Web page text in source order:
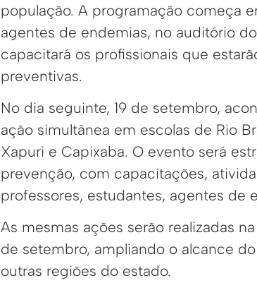
população. A programação começa
agentes de endemias, no auditório
capacitará os profissionais que
preventivas.
No dia seguinte, 19 de setembro,
ação simultânea em escolas de Rio
Xapuri e Capixaba. O evento será
prevenção, com capacitações,
professores, estudantes, agentes de
As mesmas ações serão realizadas
de setembro, ampliando o alcance
outras regiões do estado.